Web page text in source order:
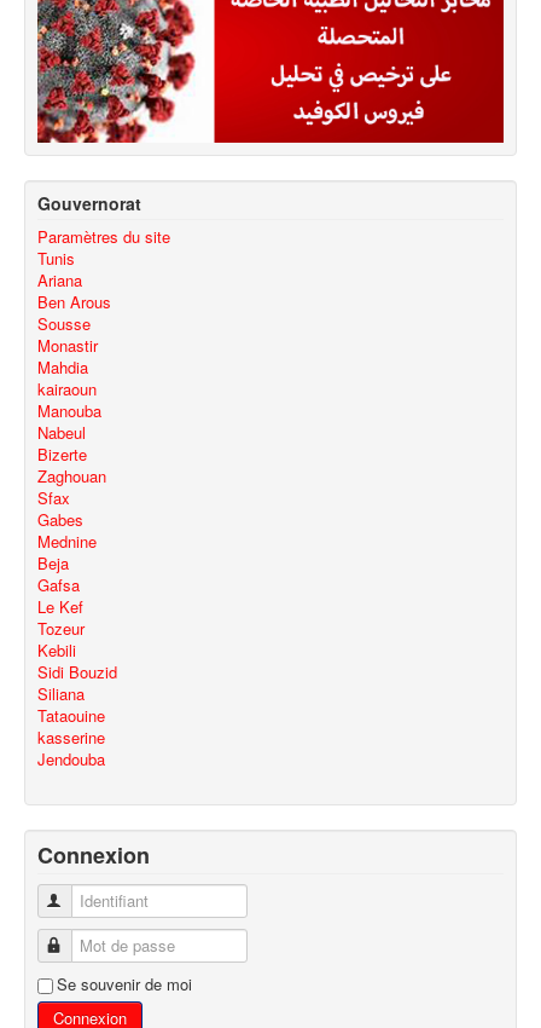
Gouvernorat
Paramètres du site
Tunis
Ariana
Ben Arous
Sousse
Monastir
Mahdia
kairaoun
Manouba
Nabeul
Bizerte
Zaghouan
Sfax
Gabes
Mednine
Beja
Gafsa
Le Kef
Tozeur
Kebili
Sidi Bouzid
Siliana
Tataouine
kasserine
Jendouba
Connexion
Identifiant
Mot de passe
Se souvenir de moi
Connexion